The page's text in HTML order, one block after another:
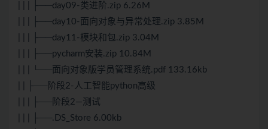
| | | ├──day09-类进阶.zip 6.26M
| | | ├──day10-面向对象与异常处理.zip 3.85M
| | | ├──day11-模块和包.zip 3.04M
| | | ├──pycharm安装.zip 10.84M
| | | └──面向对象版学员管理系统.pdf 133.16kb
| | ├──阶段2-人工智能python高级
| | | ├──阶段2—测试
| | | ├──.DS_Store 6.00kb